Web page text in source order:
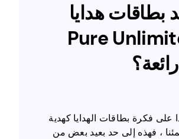
بطاقات هدايا
Pure
على فكرة بطاقات الهدايا كهدية
، فهذه إلى حد بعيد بعض من